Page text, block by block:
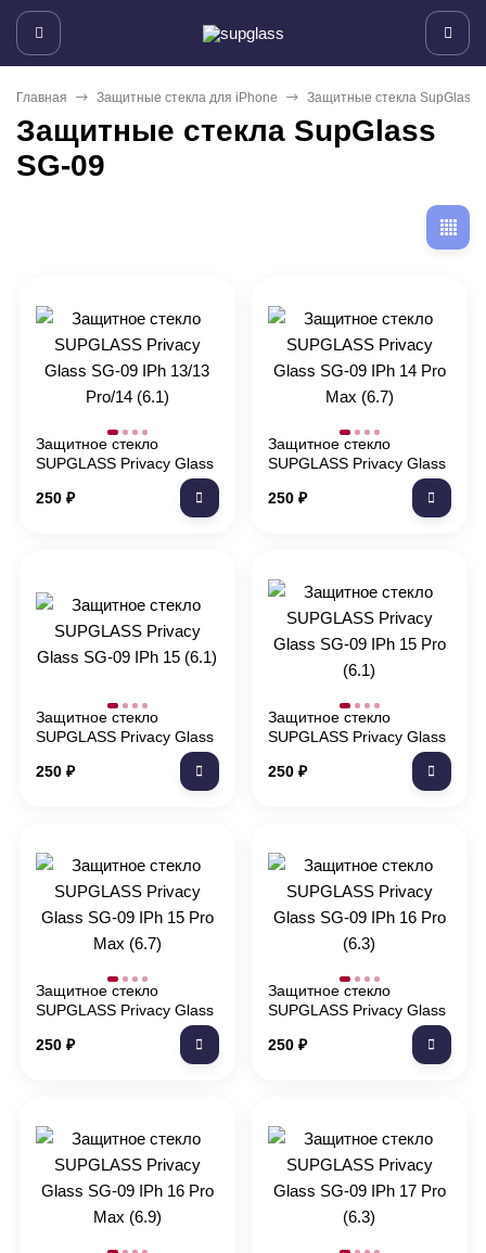
Главная Защитные стекла для iPhone Защитные стекла SupGlass
Защитные стекла SupGlass
SG-09
Защитное стекло
SUPGLASS Privacy Glass
SG-09 IPh 13/13 Pro/14
(6.1)
250 ₽
Защитное стекло
SUPGLASS Privacy Glass
SG-09 IPh 14 Pro Max
(6.7)
250 ₽
Защитное стекло
SUPGLASS Privacy Glass
250 ₽
Защитное стекло
SUPGLASS Privacy Glass
SG-09 IPh 15 Pro (6.1)
250 ₽
Защитное стекло
SUPGLASS Privacy Glass
SG-09 IPh 15 Pro Max
(6.7)
250 ₽
Защитное стекло
SUPGLASS Privacy Glass
SG-09 IPh 16 Pro (6.3)
250 ₽